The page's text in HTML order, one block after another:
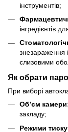
інструментів;
інгредієнтів
знезараження
слизовими
Як обрати
При виборі
Об’єм
закладу;
Режими